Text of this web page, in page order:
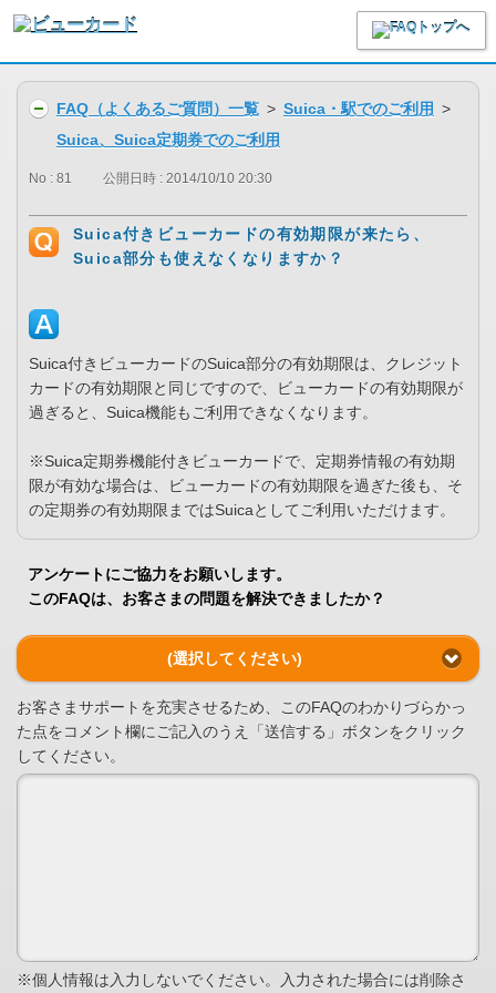
FAQ（よくあるご質問）一覧 > Suica・駅でのご利用 >
Suica、Suica定期券でのご利用
No : 81 公開日時 : 2014/10/10 20:30
Suica付きビューカードの有効期限が来たら、
Suica部分も使えなくなりますか？
Suica付きビューカードのSuica部分の有効期限は、クレジット
カードの有効期限と同じですので、ビューカードの有効期限が
過ぎると、Suica機能もご利用できなくなります。
※Suica定期券機能付きビューカードで、定期券情報の有効期
限が有効な場合は、ビューカードの有効期限を過ぎた後も、そ
の定期券の有効期限まではSuicaとしてご利用いただけます。
アンケートにご協力をお願いします。
このFAQは、お客さまの問題を解決できましたか？
(選択してください)
お客さまサポートを充実させるため、このFAQのわかりづらかっ
た点をコメント欄にご記入のうえ「送信する」ボタンをクリック
してください。
※個人情報は入力しないでください。入力された場合には削除さ